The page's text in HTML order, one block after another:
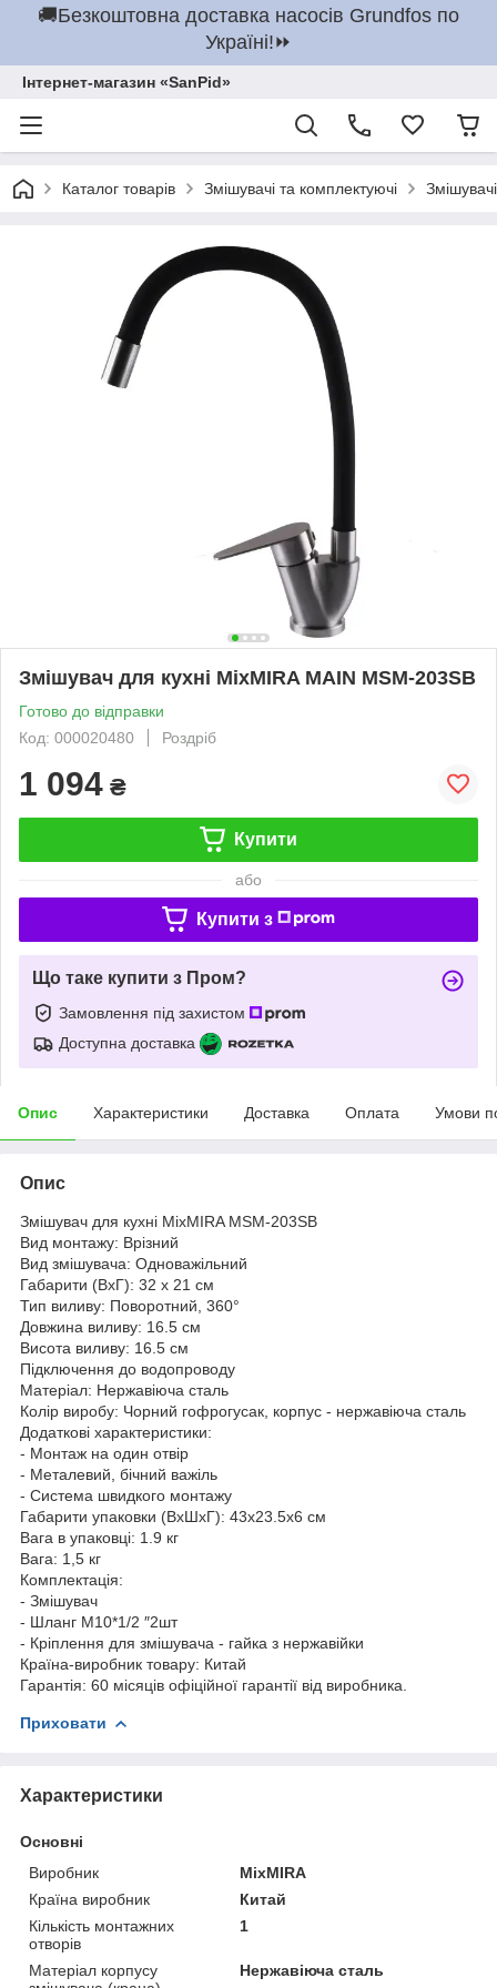
🚚Безкоштовна доставка насосів Grundfos по
Україні!⏩
Інтернет-магазин «SanPid»
Каталог товарів Змішувачі та комплектуючі Змішувачі
Змішувач для кухні MixMIRA MAIN MSM-203SB
Готово до відправки
Код: 000020480
Роздріб
1 094 ₴
Купити
або
Купити з
Що таке купити з Пром?
Замовлення під захистом
Доступна доставка
Опис Характеристики Доставка Оплата Умови
Опис
Змішувач для кухні MixMIRA MSM-203SB
Вид монтажу: Врізний
Вид змішувача: Одноважільний
Габарити (ВхГ): 32 х 21 см
Тип виливу: Поворотний, 360°
Довжина виливу: 16.5 см
Висота виливу: 16.5 см
Підключення до водопроводу
Матеріал: Нержавіюча сталь
Колір виробу: Чорний гофрогусак, корпус - нержавіюча сталь
Додаткові характеристики:
- Монтаж на один отвір
- Металевий, бічний важіль
- Система швидкого монтажу
Габарити упаковки (ВхШхГ): 43х23.5х6 см
Вага в упаковці: 1.9 кг
Вага: 1,5 кг
Комплектація:
- Змішувач
- Шланг М10*1/2 ″2шт
- Кріплення для змішувача - гайка з нержавійки
Країна-виробник товару: Китай
Гарантія: 60 місяців офіційної гарантії від виробника.
Приховати
Характеристики
Основні
Виробник
MixMIRA
Країна виробник
Китай
Кількість монтажних
отворів
1
Матеріал корпусу
Нержавіюча сталь